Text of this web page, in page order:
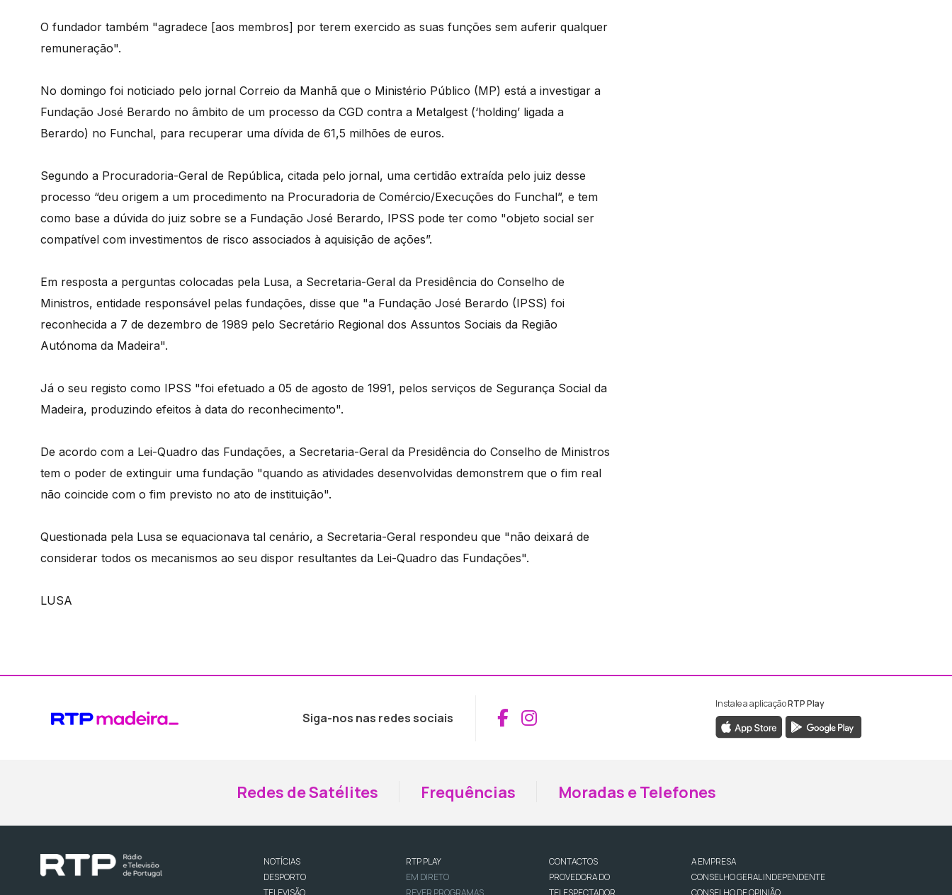
O fundador também "agradece [aos membros] por terem exercido as suas funções sem auferir qualquer
remuneração".
No domingo foi noticiado pelo jornal Correio da Manhã que o Ministério Público (MP) está a investigar a
Fundação José Berardo no âmbito de um processo da CGD contra a Metalgest (‘holding’ ligada a
Berardo) no Funchal, para recuperar uma dívida de 61,5 milhões de euros.
Segundo a Procuradoria-Geral de República, citada pelo jornal, uma certidão extraída pelo juiz desse
processo “deu origem a um procedimento na Procuradoria de Comércio/Execuções do Funchal”, e tem
como base a dúvida do juiz sobre se a Fundação José Berardo, IPSS pode ter como "objeto social ser
compatível com investimentos de risco associados à aquisição de ações”.
Em resposta a perguntas colocadas pela Lusa, a Secretaria-Geral da Presidência do Conselho de
Ministros, entidade responsável pelas fundações, disse que "a Fundação José Berardo (IPSS) foi
reconhecida a 7 de dezembro de 1989 pelo Secretário Regional dos Assuntos Sociais da Região
Autónoma da Madeira".
Já o seu registo como IPSS "foi efetuado a 05 de agosto de 1991, pelos serviços de Segurança Social da
Madeira, produzindo efeitos à data do reconhecimento".
De acordo com a Lei-Quadro das Fundações, a Secretaria-Geral da Presidência do Conselho de Ministros
tem o poder de extinguir uma fundação "quando as atividades desenvolvidas demonstrem que o fim real
não coincide com o fim previsto no ato de instituição".
Questionada pela Lusa se equacionava tal cenário, a Secretaria-Geral respondeu que "não deixará de
considerar todos os mecanismos ao seu dispor resultantes da Lei-Quadro das Fundações".
LUSA
Siga-nos nas redes sociais Aceder ao Facebook da RTP Madeira
Aceder ao Instagram da RTP Madeira
Instale a aplicaçãoRTP Play
Redes de Satélites Frequências Moradas e Telefones
NOTÍCIAS
DESPORTO
TELEVISÃO
RTP PLAY
EM DIRETO
REVER PROGRAMAS
CONTACTOS
PROVEDORA DO
TELESPECTADOR
A EMPRESA
CONSELHO GERAL INDEPENDENTE
CONSELHO DE OPINIÃO